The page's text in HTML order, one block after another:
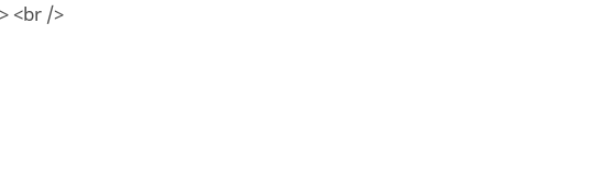
<br />